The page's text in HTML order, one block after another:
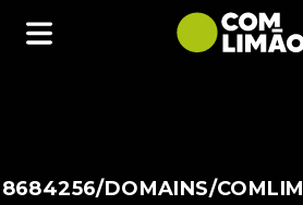
DOMAINS/